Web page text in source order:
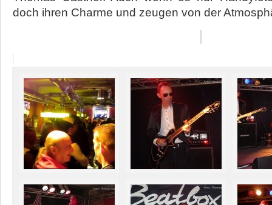
doch ihren Charme und zeugen von der